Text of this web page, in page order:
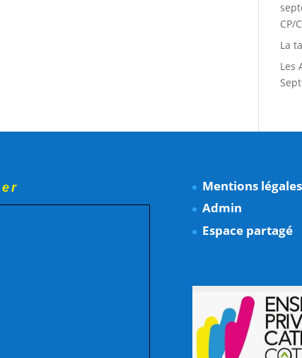
CP/
La
Les
Mentions légales
Admin
Espace partagé